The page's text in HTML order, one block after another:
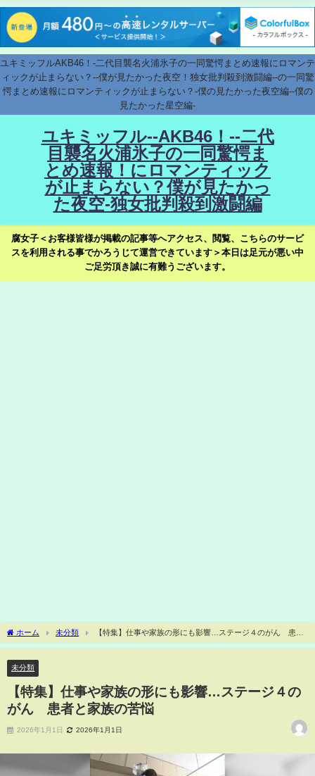
ユキミッフルAKB46！-二代目襲名火浦氷子の一同驚愕まとめ速報にロマンテ
ィックが止まらない？--僕が見たかった夜空！独女批判殺到激闘編--の一同驚
愕まとめ速報にロマンティックが止まらない？-僕の見たかった夜空編--僕の
見たかった星空編-
ユキミッフル--AKB46！--二代
目襲名火浦氷子の一同驚愕ま
とめ速報！にロマンティック
が止まらない？僕が見たかっ
た夜空-独女批判殺到激闘編
腐女子＜お客様皆様が掲載の記事等へアクセス、閲覧、こちらのサービ
スを利用される事でかろうじて運営できています＞本日は足元が悪い中
ご足労頂き誠に有難うございます。
ホーム 未分類
【特集】仕事や家族の形にも影響…ステージ４のがん 患者
と家族の苦悩
未分類
【特集】仕事や家族の形にも影響…ステージ４の
がん 患者と家族の苦悩
2026年1月1日 2026年1月1日